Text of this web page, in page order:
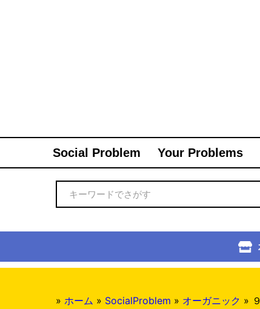
Social Problem Your Problems
» ホーム » SocialProblem » オーガニック »